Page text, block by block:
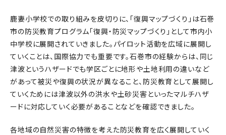
鹿妻小学校での取り組みを皮切りに、「復興マップづくり」は石巻
市の防災教育プログラム「復興・防災マップづくり」として市内小
中学校に展開されていきました。パイロット活動を広域に展開し
ていくことは、国際協力でも重要です。石巻市の経験からは、同じ
津波というハザードでも学区ごとに地形や土地利用の違いなど
があって被災や復興の状況が異なること、防災教育として展開し
ていくためには津波以外の洪水や土砂災害といったマルチハザ
ードに対応していく必要があることなどを確認できました。
各地域の自然災害の特徴を考えた防災教育を広く展開していく